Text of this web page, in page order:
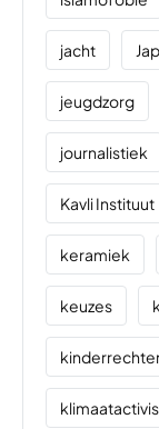
jacht
jeugdzorg
journalistiek
Kavli Instituut
keramiek
keuzes